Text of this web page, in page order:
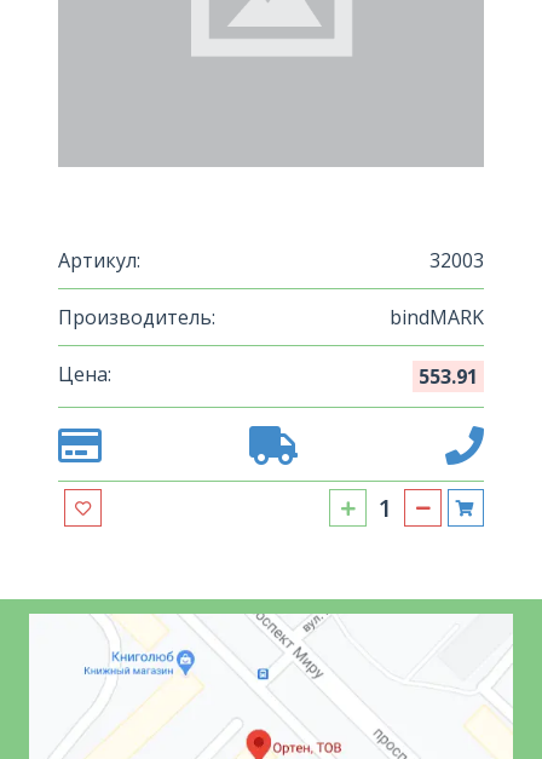
Артикул: 32003
Производитель: bindMARK
Цена: 553.91